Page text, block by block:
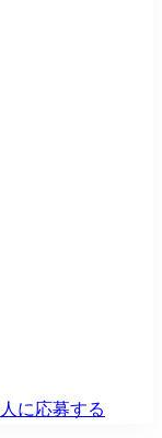
に応募する